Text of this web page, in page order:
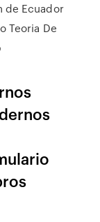
de Ecuador
Teoria De